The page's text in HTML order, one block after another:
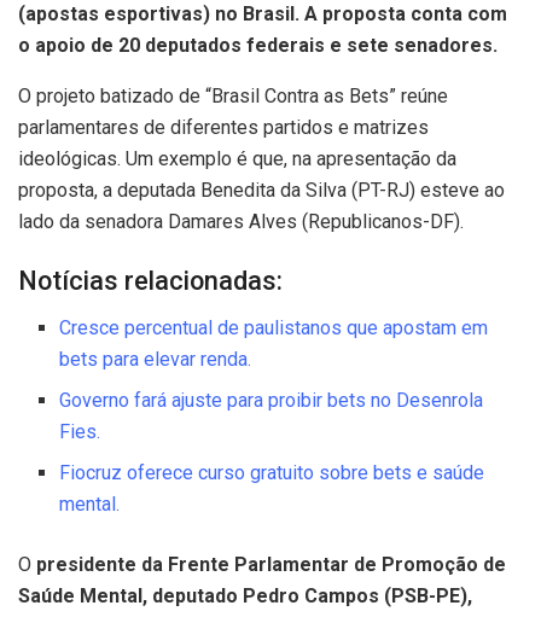
(apostas esportivas) no Brasil. A proposta conta com
o apoio de 20 deputados federais e sete senadores.
O projeto batizado de “Brasil Contra as Bets” reúne
parlamentares de diferentes partidos e matrizes
ideológicas. Um exemplo é que, na apresentação da
proposta, a deputada Benedita da Silva (PT-RJ) esteve ao
lado da senadora Damares Alves (Republicanos-DF).
Notícias relacionadas:
Cresce percentual de paulistanos que apostam em
bets para elevar renda.
Governo fará ajuste para proibir bets no Desenrola
Fies.
Fiocruz oferece curso gratuito sobre bets e saúde
mental.
O presidente da Frente Parlamentar de Promoção de
Saúde Mental, deputado Pedro Campos (PSB-PE),